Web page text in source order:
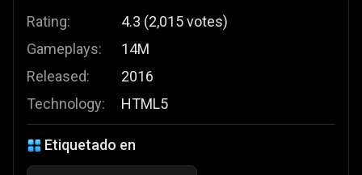
Rating:
Gameplays:
Released:
Technology:
4.3 (2,015votes)
14M
2016
HTML5
Etiquetado en